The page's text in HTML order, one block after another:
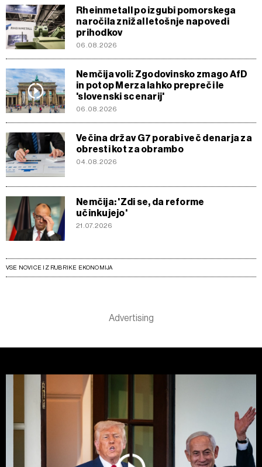
Rheinmetall po izgubi pomorskega
naročila znižal letošnje napovedi
prihodkov
06.08.2026
Nemčija voli: Zgodovinsko zmago AfD
in potop Merza lahko prepreči le
'slovenski scenarij'
06.08.2026
Večina držav G7 porabi več denarja za
obresti kot za obrambo
04.08.2026
Nemčija: 'Zdi se, da reforme
učinkujejo'
21.07.2026
VSE NOVICE IZ RUBRIKE EKONOMIJA